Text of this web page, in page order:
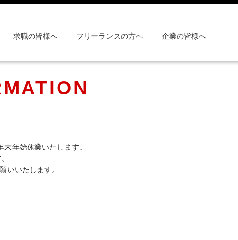
求職の皆様へ フリーランスの方へ 企業の皆様へ
年始休業いたします。
いいたします。